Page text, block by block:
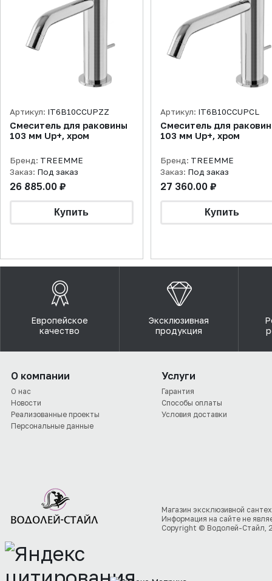
Артикул: IT6B10CCUPZZ
Смеситель для раковины
103 мм Up+, хром
Бренд: TREEMME
Заказ: Под заказ
26 885.00 ₽
Артикул: IT6B10CCUPCL
Смеситель для
103 мм Up+, хром
Бренд: TREEMME
Заказ: Под заказ
27 360.00 ₽
Европейское
качество
Эксклюзивная
продукция
О компании
О нас
Новости
Реализованные проекты
Персональные данные
Услуги
Гарантия
Способы оплаты
Условия доставки
Магазин эксклюзивной
Информация на сайте не
Copyright © Водолей-Стайл,